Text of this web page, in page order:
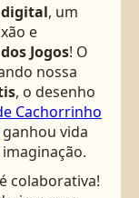
, um
e
Jogos! O
nossa
, o desenho
Cachorrinho
ganhou vida
colaborativa!